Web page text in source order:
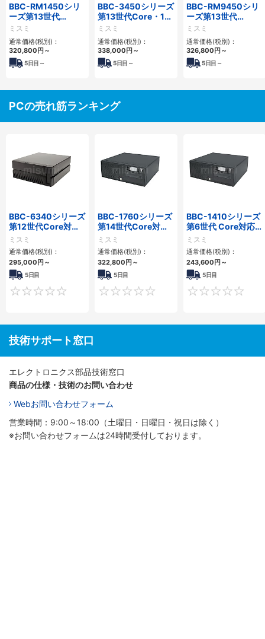
BBC-RM1450シリ
ーズ第13世代
Core・12世代
Celeron対応ラック
マウント4PCIe
ミスミ
通常価格(税別)：
320,800円～
5日目～
BBC-3450シリーズ
第13世代Core・12
世代Celeron対応フ
ロアマウント4PCIe
ミスミ
通常価格(税別)：
338,000円～
5日目～
BBC-RM9450シリ
ーズ第13世代
Core・12世代
Celeron対応ラック
マウント4PCIe
ミスミ
通常価格(税別)：
326,800円～
5日目～
PCの売れ筋ランキング
BBC-6340シリーズ
第12世代Core対応
小型フロアマウント
PC2PCI/2PCIe
ミスミ
通常価格(税別)：
295,000円～
5日目
0
BBC-1760シリーズ
第14世代Core対応
小型フロアマウント
3PCIe
ミスミ
通常価格(税別)：
322,800円～
5日目
0
BBC-1410シリーズ
第6世代 Core対応フ
ロアマウントFAPC
3PCI・3PCIe
ミスミ
通常価格(税別)：
243,600円～
5日目
技術サポート窓口
エレクトロニクス部品技術窓口
商品の仕様・技術のお問い合わせ
Webお問い合わせフォーム
営業時間：9:00～18:00（土曜日・日曜日・祝日は除く）
※お問い合わせフォームは24時間受付しております。